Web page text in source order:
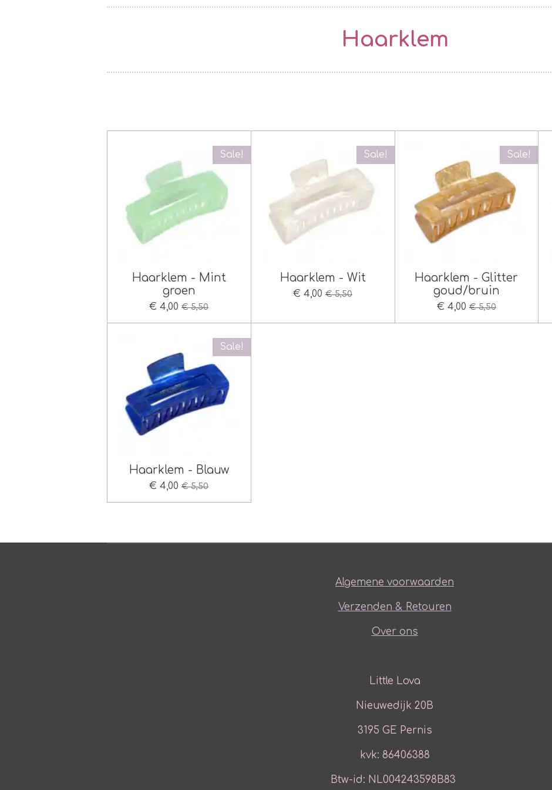
Haarklem
Sale!
Haarklem - Mint
groen
€ 4,00 € 5,50
Sale!
Haarklem - Wit
€ 4,00 € 5,50
Sale!
Haarklem - Glitter
goud/bruin
€ 4,00 € 5,50
Sale!
Haarklem - Blauw
€ 4,00 € 5,50
Algemene voorwaarden
Verzenden & Retouren
Over ons
Little Lova
Nieuwedijk 20B
3195 GE Pernis
kvk: 86406388
Btw-id: NL004243598B83